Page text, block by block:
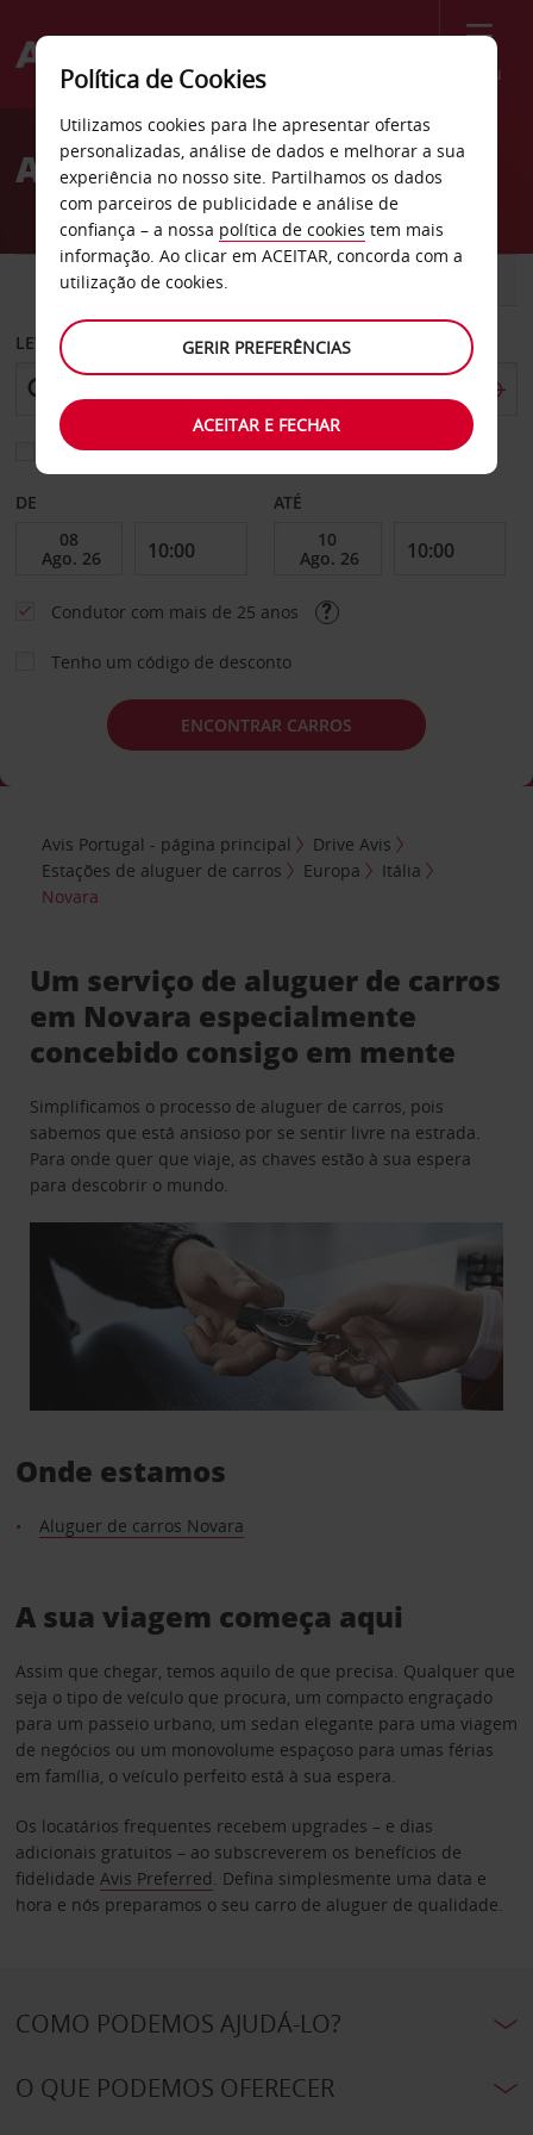
Menu
Welcome
AvisAluguer de carros Novara
CARRO
LEVANTAR EM
Escolher uma estação de devolução diferente
DE ATÉ
Condutor com mais de 25 anos
Tenho um código de desconto
ENCONTRAR CARROS
Avis Portugal - página principal
Drive Avis
Estações de aluguer de carros
Europa
Itália
Novara
Um serviço de aluguer de carros
em Novara especialmente
concebido consigo em mente
Simplificamos o processo de aluguer de carros, pois
sabemos que está ansioso por se sentir livre na estrada.
Para onde quer que viaje, as chaves estão à sua espera
para descobrir o mundo.
Onde estamos
Aluguer de carros Novara
A sua viagem começa aqui
Assim que chegar, temos aquilo de que precisa. Qualquer que
seja o tipo de veículo que procura, um compacto engraçado
para um passeio urbano, um sedan elegante para uma viagem
de negócios ou um monovolume espaçoso para umas férias
em família, o veículo perfeito está à sua espera.
Os locatários frequentes recebem upgrades – e dias
adicionais gratuitos – ao subscreverem os benefícios de
fidelidade Avis Preferred. Defina simplesmente uma data e
hora e nós preparamos o seu carro de aluguer de qualidade.
COMO PODEMOS AJUDÁ-LO?
O QUE PODEMOS OFERECER
Política de Cookies
Utilizamos cookies para lhe apresentar ofertas
personalizadas, análise de dados e melhorar a sua
experiência no nosso site. Partilhamos os dados
com parceiros de publicidade e análise de
confiança – a nossa política de cookies tem mais
informação. Ao clicar em ACEITAR, concorda com a
utilização de cookies.
GERIR PREFERÊNCIAS
ACEITAR E FECHAR